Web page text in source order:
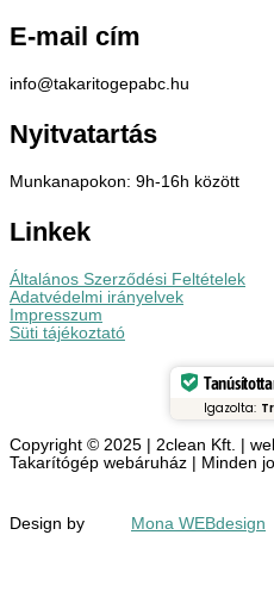
E-mail cím
info@takaritogepabc.hu
Nyitvatartás
Munkanapokon: 9h-16h között
Linkek
Általános Szerződési Feltételek
Adatvédelmi irányelvek
Impresszum
Süti tájékoztató
Igazolta:
Copyright © 2025 | 2clean Kft. |
Takarítógép webáruház | Minden
Design by Mona WEBdesign